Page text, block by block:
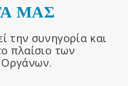
Α ΜΑΣ
την συνηγορία και
πλαίσιο των